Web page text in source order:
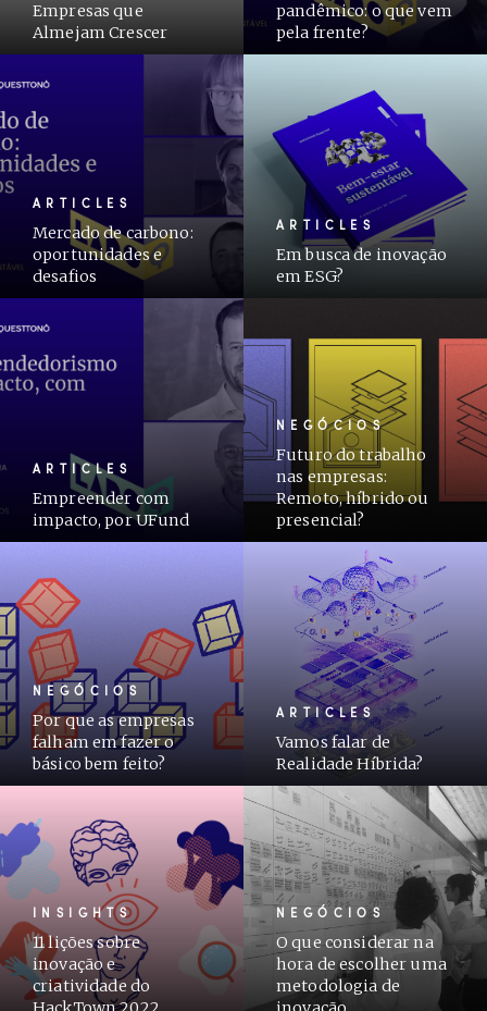
Empresas que
Almejam Crescer
pandêmico: o que vem
pela frente?
ARTICLES
Mercado de carbono:
oportunidades e
desafios
ARTICLES
Em busca de inovação
em ESG?
ARTICLES
Empreender com
impacto, por UFund
NEGÓCIOS
Futuro do trabalho
nas empresas:
Remoto, híbrido ou
presencial?
NEGÓCIOS
Por que as empresas
falham em fazer o
básico bem feito?
ARTICLES
Vamos falar de
Realidade Híbrida?
INSIGHTS
11 lições sobre
inovação e
criatividade do
NEGÓCIOS
O que considerar na
hora de escolher uma
metodologia de